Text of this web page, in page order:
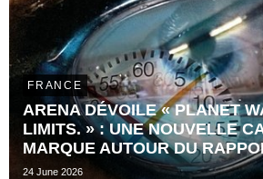
FRANCE
ARENA DÉVOILE « PLANET
LIMITS. » : UNE NOUVELLE
MARQUE AUTOUR DU
L'ATHLÈTE AU TEMPS
24 June 2026